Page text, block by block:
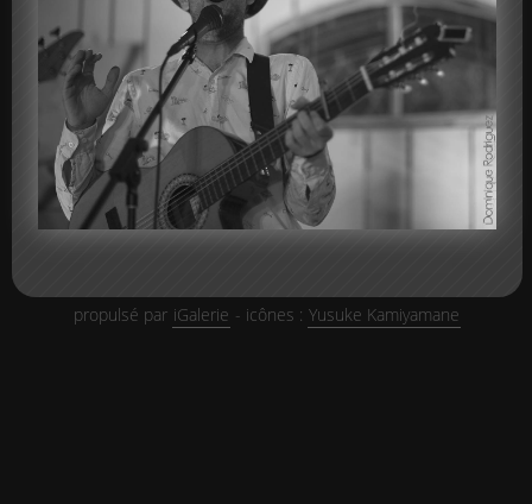
propulsé par iGalerie - icônes : Yusuke Kamiyamane